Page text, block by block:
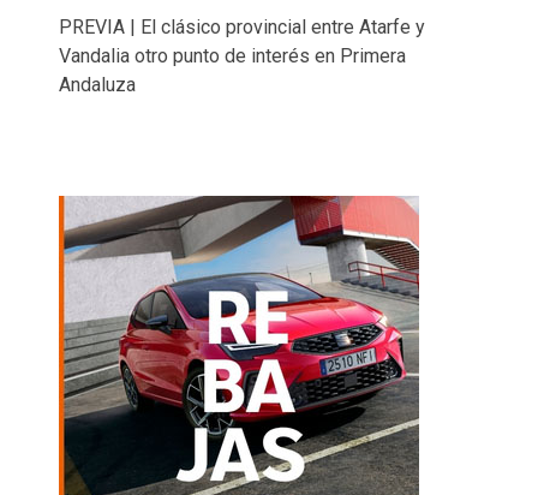
PREVIA | El clásico provincial entre Atarfe y
Vandalia otro punto de interés en Primera
Andaluza